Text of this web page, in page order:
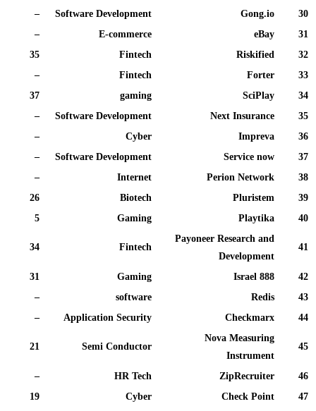
30
Gong.io
Software Development
–
31
eBay
E-commerce
–
32
Riskified
Fintech
35
33
Forter
Fintech
–
34
SciPlay
gaming
37
35
Next Insurance
Software Development
–
36
Impreva
Cyber
–
37
Service now
Software Development
–
38
Perion Network
Internet
–
39
Pluristem
Biotech
26
40
Playtika
Gaming
5
41
Payoneer Research and
Development
Fintech
34
42
Israel 888
Gaming
31
43
Redis
software
–
44
Checkmarx
Application Security
–
45
Nova Measuring
Instrument
Semi Conductor
21
46
ZipRecruiter
HR Tech
–
47
Check Point
Cyber
19